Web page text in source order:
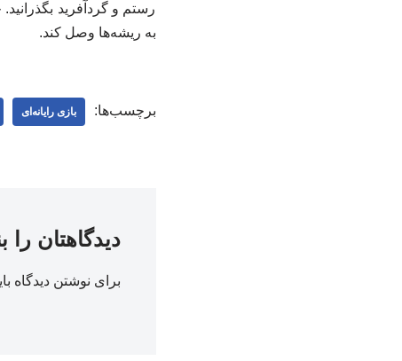
رستم و گردآفرید
به ریشه‌ها وصل کند.
برچسب‌ها: بازی رایانه‌ای
دیدگاهتان را
برای نوشتن دیدگاه